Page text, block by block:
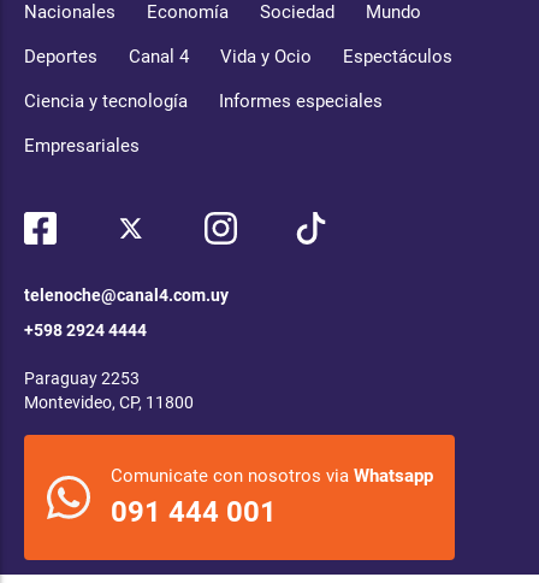
Nacionales Economía Sociedad Mundo
Deportes Canal 4 Vida y Ocio Espectáculos
Ciencia y tecnología Informes especiales
Empresariales
telenoche@canal4.com.uy
+598 2924 4444
Paraguay 2253
Montevideo, CP, 11800
Comunicate con nosotros via Whatsapp
091 444 001